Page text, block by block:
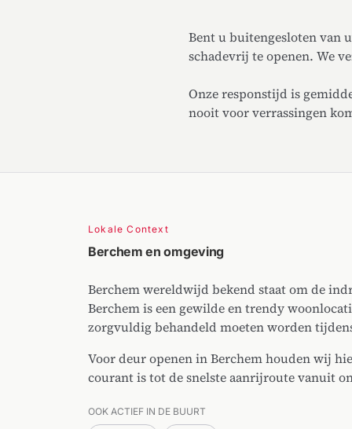
Bent u buitengesloten van
schadevrij te openen. We
Onze responstijd is
nooit voor verrassingen
Lokale Context
Berchem en omgeving
Berchem wereldwijd bekend staat om de
Berchem is een gewilde en trendy
zorgvuldig behandeld moeten worden
Voor deur openen in Berchem houden wij
courant is tot de snelste aanrijroute vanuit
OOK ACTIEF IN DE BUURT